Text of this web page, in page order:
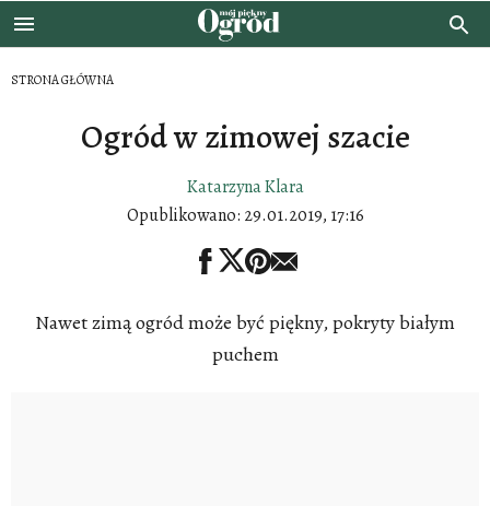
STRONA GŁÓWNA
Ogród w zimowej szacie
Katarzyna Klara
Opublikowano: 29.01.2019, 17:16
Nawet zimą ogród może być piękny, pokryty białym
puchem